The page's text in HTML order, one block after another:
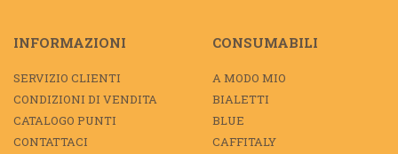
INFORMAZIONI
SERVIZIO CLIENTI
CONDIZIONI DI VENDITA
CATALOGO PUNTI
CONTATTACI
CONSUMABILI
A MODO MIO
BIALETTI
BLUE
CAFFITALY